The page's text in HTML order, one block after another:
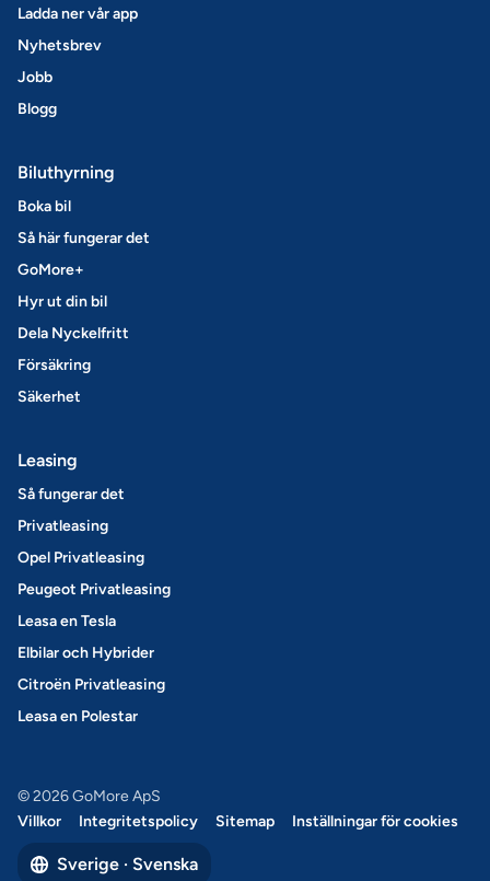
Ladda ner vår app
Nyhetsbrev
Jobb
Blogg
Biluthyrning
Boka bil
Så här fungerar det
GoMore+
Hyr ut din bil
Dela Nyckelfritt
Försäkring
Säkerhet
Leasing
Så fungerar det
Privatleasing
Opel Privatleasing
Peugeot Privatleasing
Leasa en Tesla
Elbilar och Hybrider
Citroën Privatleasing
Leasa en Polestar
© 2026 GoMore ApS
Villkor
Integritetspolicy Sitemap Inställningar för cookies
Sverige · Svenska